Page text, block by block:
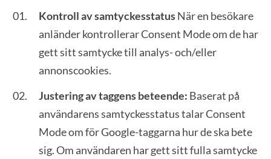
Kontroll av samtyckesstatusNär en besökare
anländer kontrollerar Consent Mode om de har
gett sitt samtycke till analys- och/eller
annonscookies.
Justering av taggens beteende: Baserat på
användarens samtyckesstatus talar Consent
Mode om för Google-taggarna hur de ska bete
sig. Om användaren har gett sitt fulla samtycke